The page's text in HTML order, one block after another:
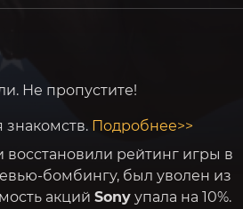
Не пропустите!
знакомств. Подробнее>>
рейтинг игры в
бомбингу, был уволен из
акций Sony упала на 10%.